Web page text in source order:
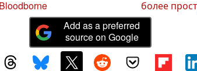
более
Add as a preferred
source on Google